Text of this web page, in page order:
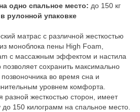
одно спальное место: до 150 кг
рулонной упаковке
матрас с различной жесткостью
моноблока пены High Foam,
с массажным эффектом и настила
позволяет сохранить максимально
во время сна и
уровнем комфорта.
разной жесткостью сторон, имеет
до 150 килограмм на спальное место.